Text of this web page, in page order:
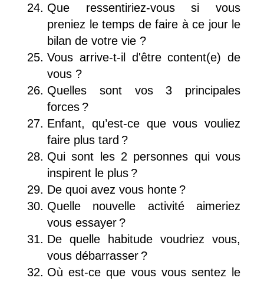
Que ressentiriez-vous si vous
preniez le temps de faire à ce jour le
bilan de votre vie ?
Vous arrive-t-il d'être content(e) de
vous ?
Quelles sont vos 3 principales
forces ?
Enfant, qu’est-ce que vous vouliez
faire plus tard ?
Qui sont les 2 personnes qui vous
inspirent le plus ?
De quoi avez vous honte ?
Quelle nouvelle activité aimeriez
vous essayer ?
De quelle habitude voudriez vous,
vous débarrasser ?
Où est-ce que vous vous sentez le